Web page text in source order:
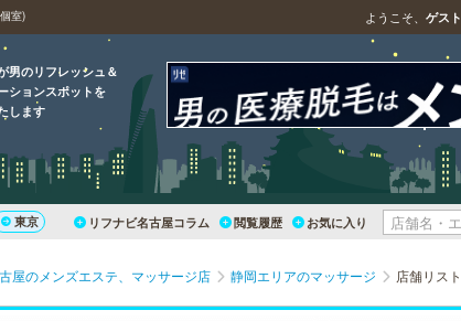
室) ようこそ、 ゲスト
男のリフレッシュ＆
ションスポットを
します
東京 リフナビ名古屋コラム 閲覧履歴 お気に入り
屋のメンズエステ、マッサージ店 静岡エリアのマッサージ 店舗リスト